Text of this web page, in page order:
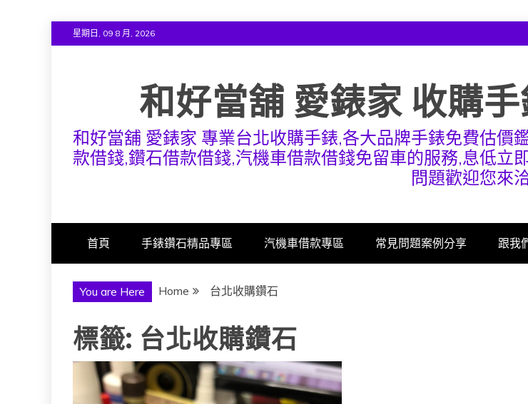
to
星期日, 09 8 月, 2026
和好當舖 愛錶家 收購
和好當舖 愛錶家 專業台北收購手錶,各大品牌手錶免費估價
款借錢,鑽石借款借錢,汽機車借款借錢免留車的服務,息低立
問題歡迎您來
首頁 手錶鑽石精品專區 汽機車借款專區 常見問題案例分享 跟我
You are Here Home 台北收購鑽石
標籤: 台北收購鑽石